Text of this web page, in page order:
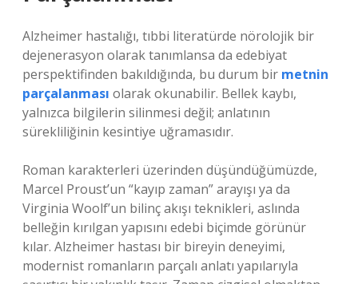
Alzheimer hastalığı, tıbbi literatürde nörolojik bir
dejenerasyon olarak tanımlansa da edebiyat
perspektifinden bakıldığında, bu durum bir metnin
parçalanması olarak okunabilir. Bellek kaybı,
yalnızca bilgilerin silinmesi değil; anlatının
sürekliliğinin kesintiye uğramasıdır.
Roman karakterleri üzerinden düşündüğümüzde,
Marcel Proust’un “kayıp zaman” arayışı ya da
Virginia Woolf’un bilinç akışı teknikleri, aslında
belleğin kırılgan yapısını edebi biçimde görünür
kılar. Alzheimer hastası bir bireyin deneyimi,
modernist romanların parçalı anlatı yapılarıyla